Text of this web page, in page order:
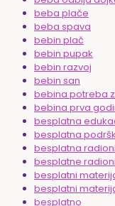
beba plače
beba spava
bebin plač
bebin pupak
bebin razvoj
bebin san
bebina potreba
bebina prva
besplatna
besplatna
besplatna
besplatne
besplatni
besplatni
besplatno